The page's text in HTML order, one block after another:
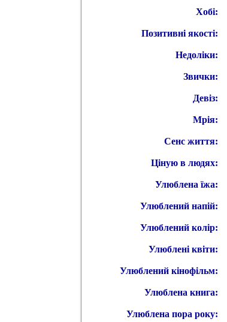
Хобі:
Позитивні якості:
Недоліки:
Звички:
Девіз:
Мрія:
Сенс життя:
Ціную в людях:
Улюблена їжа:
Улюблений напій:
Улюблений колір:
Улюблені квіти:
Улюблений кінофільм:
Улюблена книга:
Улюблена пора року: